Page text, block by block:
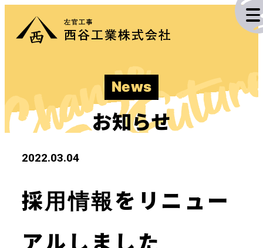
施工実績
企業情報
採用情報
News
お知らせ
The
採用情報をリニュー
2022.03.04
稿
ビ
ゲ